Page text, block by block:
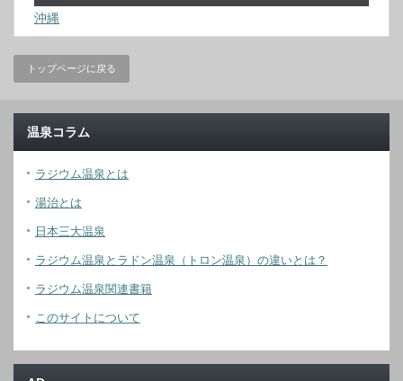
沖縄
トップページに戻る
温泉コラム
ラジウム温泉とは
湯治とは
日本三大温泉
ラジウム温泉とラドン温泉（トロン温泉）の違いとは？
ラジウム温泉関連書籍
このサイトについて